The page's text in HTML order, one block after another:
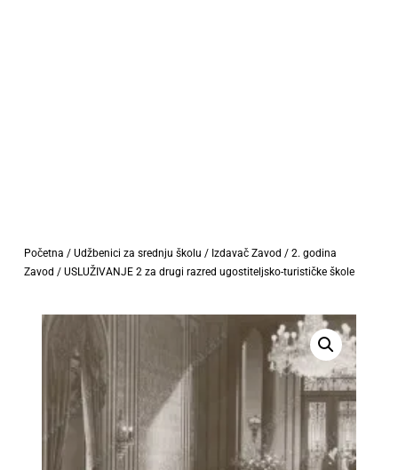
Početna / Udžbenici za srednju školu / Izdavač Zavod / 2. godina
Zavod / USLUŽIVANJE 2 za drugi razred ugostiteljsko-turističke škole